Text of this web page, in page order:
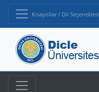
Kısayollar / Dil Seçenekleri